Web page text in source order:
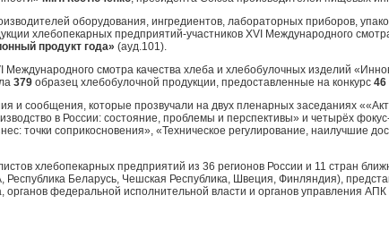
оборудования, ингредиентов, лабораторных приборов,
хлебопекарных предприятий-участников ХVI Международного
продукт года» (ауд.101).
Международного смотра качества хлеба и хлебобулочных изделий
379 образец хлебобулочной продукции, предоставленные на конкурс 46
и сообщения, которые прозвучали на двух пленарных заседаниях
в России: состояние, проблемы и перспективы» и четырёх
точки соприкосновения», «Техническое регулирование, наилучшие
хлебопекарных предприятий из 36 регионов России и 11 стран
Беларусь, Чешская Республика, Швеция, Финляндия),
органов федеральной исполнительной власти и органов управления